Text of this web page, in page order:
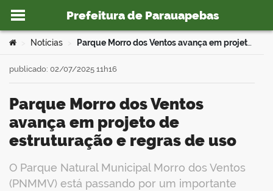
Ir para o conteúdo
Prefeitura de Parauapebas
portal
Você está aqui:
Notícias Parque Morro dos Ventos avança em projeto de estruturação e regras de uso
Parque Morro dos Ventos
avança em projeto de
estruturação e regras de uso
O Parque Natural Municipal Morro dos Ventos
(PNMMV) está passando por um importante
publicado: 02/07/2025 11h16